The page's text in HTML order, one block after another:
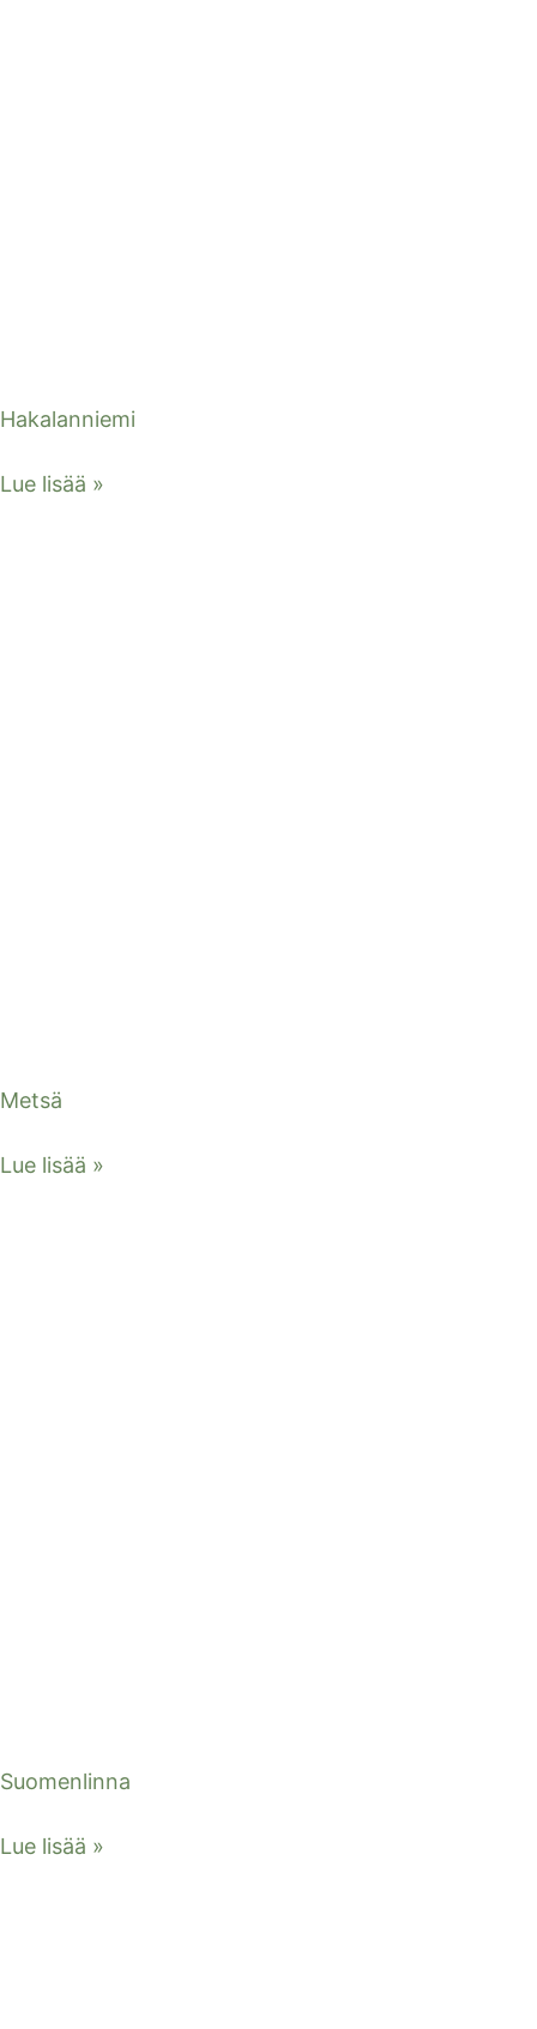
Hakalanniemi
Lue lisää »
Metsä
Lue lisää »
Suomenlinna
Lue lisää »